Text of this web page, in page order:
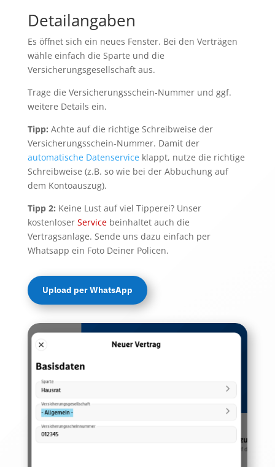
Detailangaben
Es öffnet sich ein neues Fenster. Bei den Verträgen
wähle einfach die Sparte und die
Versicherungsgesellschaft aus.
Trage die Versicherungsschein-Nummer und ggf.
weitere Details ein.
Tipp: Achte auf die richtige Schreibweise der
Versicherungsschein-Nummer. Damit der
automatische Datenserviceklappt, nutze die richtige
Schreibweise (z.B. so wie bei der Abbuchung auf
dem Kontoauszug).
Tipp 2: Keine Lust auf viel Tipperei? Unser
kostenloser Servicebeinhaltet auch die
Vertragsanlage. Sende uns dazu einfach per
Whatsapp ein Foto Deiner Policen.
Upload per WhatsApp